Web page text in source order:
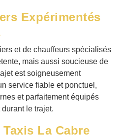
Expérimentés
et de chauffeurs spécialisés
mais aussi soucieuse de
est soigneusement
service fiable et ponctuel,
et parfaitement équipés
le trajet.
La Cabre